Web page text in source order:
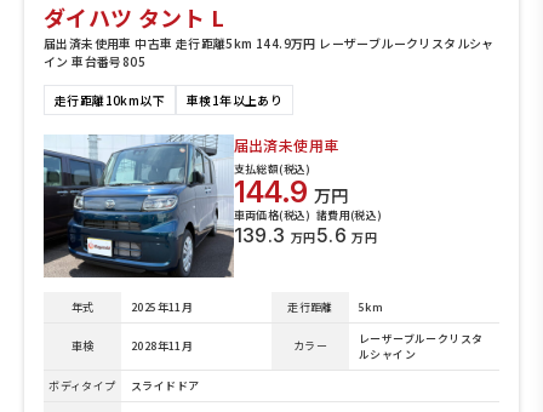
ダイハツ タント L
届出済未使用車 中古車 走行距離5km 144.9万円 レーザーブルークリスタルシャ
イン 車台番号805
走行距離10km以下 車検1年以上あり
届出済未使用車
支払総額(税込)
144.9 万円
車両価格(税込)
139.3 万円
諸費用(税込)
5.6 万円
年式 2025年11月 走行距離 5km
車検 2028年11月 カラー
レーザーブルークリスタ
ルシャイン
ボディタイプ
スライドドア